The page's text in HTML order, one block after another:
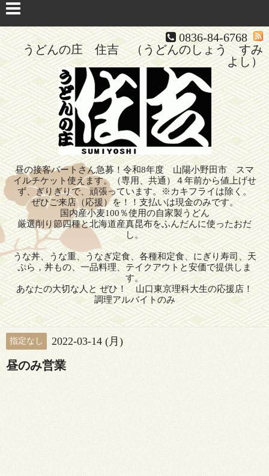
0836-84-6768
うどんの庄 住吉 （うどんのしょう すみ
よし）
昼の接客パートさん急募！令和8年度 山陽小野田市 スマ
イルチケット使えます。（専用、共通）４年前から値上げせ
ず、ぎりぎりで、頑張っています。※カキフライは除く。
ぜひご来店（応援）を！！支払いは現金のみです。
国内産小麦100％使用の自家製うどん
厳選削り節四種と北海道産真昆布をふんだんに使ったおだ
し。
うな丼、うな重、うなぎ定食、各種和定食、にぎり寿司、天
ぷら，丼もの、一品料理、テイクアウトと安価で提供しま
す。
あなたの大切な人と ぜひ！ 山口東京理科大生の応援店！
調理アルバイトのみ
指定なし 2022-03-14 (月)
昼のみ営業